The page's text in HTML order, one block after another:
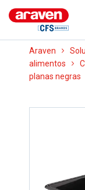
Araven
alimentos
planas negras